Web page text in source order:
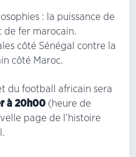
: la puissance de
de fer marocain.
côté Sénégal contre la
côté Maroc.
du football africain sera
à 20h00 (heure de
page de l’histoire